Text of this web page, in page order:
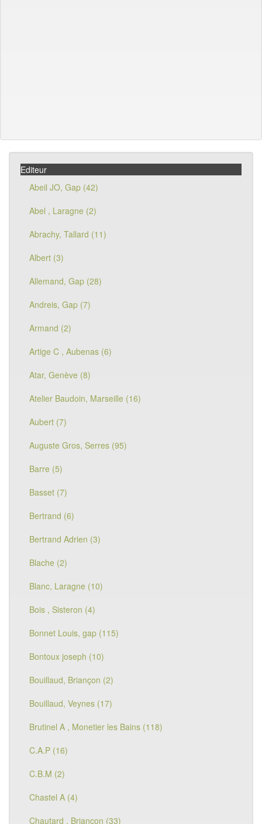
Editeur
Abeil JO, Gap (42)
Abel , Laragne (2)
Abrachy, Tallard (11)
Albert (3)
Allemand, Gap (28)
Andreis, Gap (7)
Armand (2)
Artige C , Aubenas (6)
Atar, Genève (8)
Atelier Baudoin, Marseille (16)
Aubert (7)
Auguste Gros, Serres (95)
Barre (5)
Basset (7)
Bertrand (6)
Bertrand Adrien (3)
Blache (2)
Blanc, Laragne (10)
Bois , Sisteron (4)
Bonnet Louis, gap (115)
Bontoux joseph (10)
Bouillaud, Briançon (2)
Bouillaud, Veynes (17)
Brutinel A , Monetier les Bains (118)
C.A.P (16)
C.B.M (2)
Chastel A (4)
Chautard , Briançon (33)